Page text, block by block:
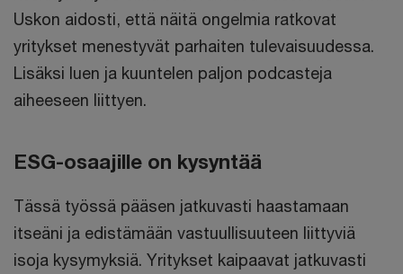
Uskon aidosti, että näitä ongelmia ratkovat
yritykset menestyvät parhaiten tulevaisuudessa.
Lisäksi luen ja kuuntelen paljon podcasteja
aiheeseen liittyen.
ESG-osaajille on kysyntää
Tässä työssä pääsen jatkuvasti haastamaan
itseäni ja edistämään vastuullisuuteen liittyviä
isoja kysymyksiä. Yritykset kaipaavat jatkuvasti